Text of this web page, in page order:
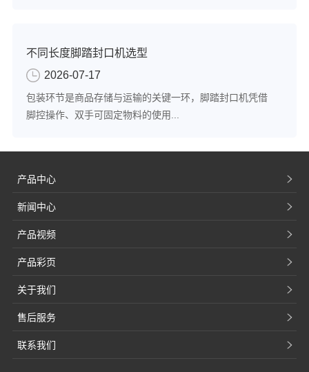
不同长度脚踏封口机选型
2026-07-17
包装环节是商品存储与运输的关键一环，脚踏封口机凭借
脚控操作、双手可固定物料的使用...
产品中心
新闻中心
产品视频
产品彩页
关于我们
售后服务
联系我们